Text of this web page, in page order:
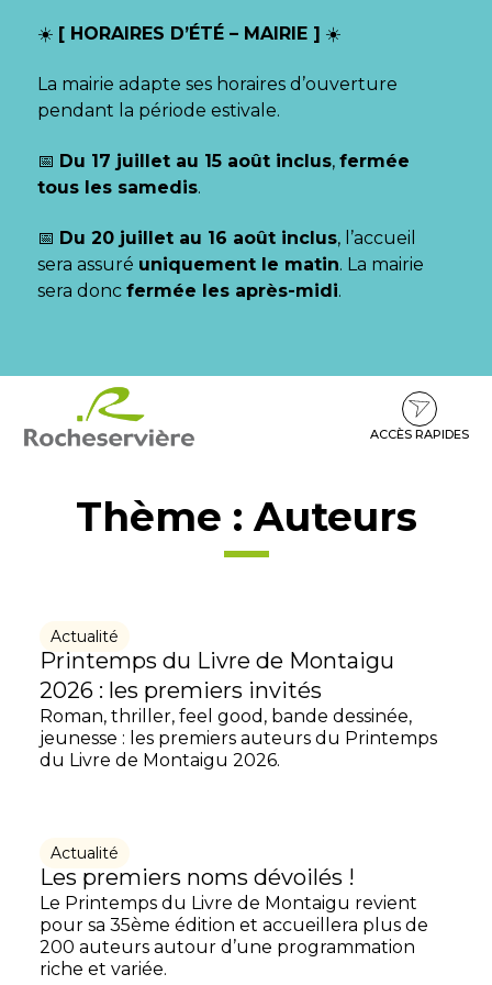
☀️ [ HORAIRES D’ÉTÉ – MAIRIE ] ☀️
La mairie adapte ses horaires d’ouverture
pendant la période estivale.
📅 Du 17 juillet au 15 août inclus, fermée
tous les samedis.
📅 Du 20 juillet au 16 août inclus, l’accueil
sera assuré uniquement le matin. La mairie
sera donc fermée les après-midi.
contenu
pied
ACCÈS RAPIDES
Thème :Auteurs
Actualité
Printemps du Livre de Montaigu
2026 : les premiers invités
Roman, thriller, feel good, bande dessinée,
jeunesse : les premiers auteurs du Printemps
du Livre de Montaigu 2026.
Actualité
Les premiers noms dévoilés !
Le Printemps du Livre de Montaigu revient
pour sa 35ème édition et accueillera plus de
200 auteurs autour d’une programmation
riche et variée.